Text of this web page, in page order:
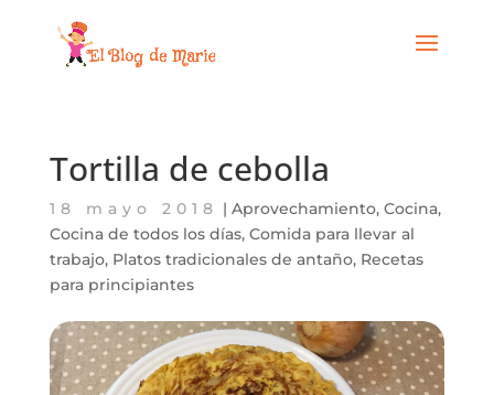
Tortilla de cebolla
18 mayo 2018 | Aprovechamiento, Cocina,
Cocina de todos los días, Comida para llevar al
trabajo, Platos tradicionales de antaño, Recetas
para principiantes